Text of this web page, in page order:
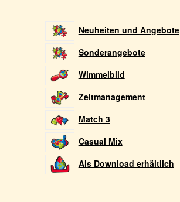
Neuheiten und Angebote
Sonderangebote
Wimmelbild
Zeitmanagement
Match 3
Casual Mix
Als Download erhältlich